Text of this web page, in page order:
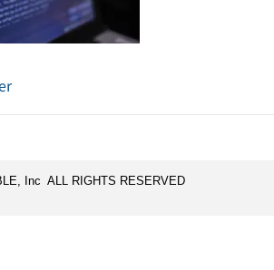
Inc ALL RIGHTS RESERVED